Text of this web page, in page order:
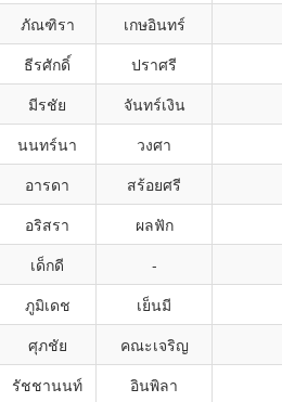
ภัณฑิรา เกษอินทร์
ธีรศักดิ์ ปราศรี
มีรชัย จันทร์เงิน
นนทร์นา วงศา
อารดา สร้อยศรี
อริสรา ผลฟัก
เด็กดี -
ภูมิเดช เย็นมี
ศุภชัย คณะเจริญ
รัชชานนท์ อินพิลา